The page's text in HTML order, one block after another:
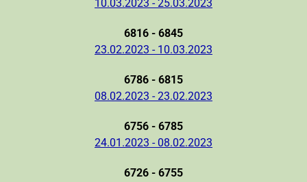
10.03.2023 - 25.03.2023
6816 - 6845
23.02.2023 - 10.03.2023
6786 - 6815
08.02.2023 - 23.02.2023
6756 - 6785
24.01.2023 - 08.02.2023
6726 - 6755